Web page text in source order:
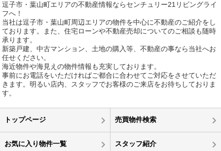
逗子市・葉山町エリアの不動産情報ならセンチュリー21リビングライ
フへ！
当社は逗子市・葉山町周辺エリアの物件を中心に不動産のご紹介をし
ております。また、住宅ローンや不動産売却についてのご相談も随時
承ります。
新築戸建、中古マンション、土地の購入等、不動産の事なら当社へお
任せください。
海近物件や海見えの物件情報も充実しております。
事前にお電話をいただければご都合に合わせてご対応をさせていただ
きます。明るい店内、スタッフでお客様のご来店をお待ちしておりま
す。
トップページ 売買物件検索
お気に入り物件一覧 スタッフ紹介